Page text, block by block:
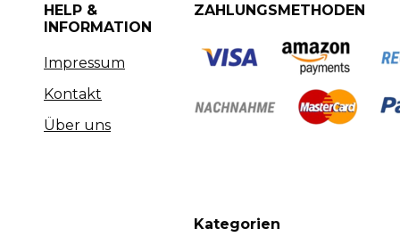
HELP &
INFORMATION
Impressum
Kontakt
Über uns
ZAHLUNGSMETHODEN
Kategorien